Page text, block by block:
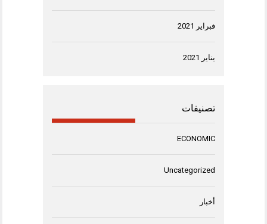
فبراير 2021
يناير 2021
تصنيفات
ECONOMIC
Uncategorized
أخبار